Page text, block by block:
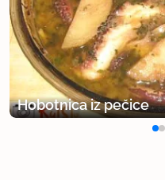
Hobotnica iz pečice